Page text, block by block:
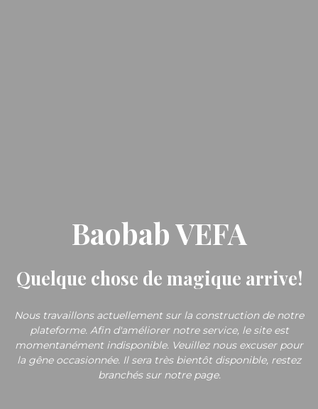
Baobab VEFA
Quelque chose de magique arrive!
Nous travaillons actuellement sur la construction de notre
plateforme. Afin d'améliorer notre service, le site est
momentanément indisponible. Veuillez nous excuser pour
la gêne occasionnée. Il sera très bientôt disponible, restez
branchés sur notre page.